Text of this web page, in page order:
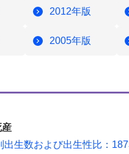
2012年版
2005年版
出生数および出生性比：